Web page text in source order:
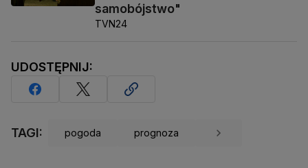
samobójstwo"
TVN24
UDOSTĘPNIJ:
TAGI: pogoda prognoza